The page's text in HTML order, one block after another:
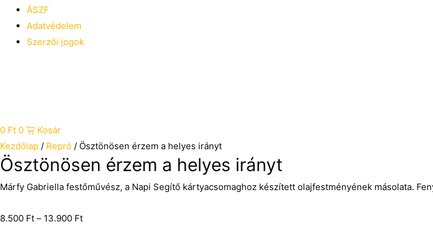
ÁSZF
Adatvédelem
Szerzői jogok
0 Ft 0
Kosár
Kezdőlap / Repró / Ösztönösen érzem a helyes irányt
Ösztönösen érzem a helyes irányt
Márfy Gabriella festőművész, a Napi Segítő kártyacsomaghoz készített olajfestményének másolata.
8.500 Ft – 13.900 Ft